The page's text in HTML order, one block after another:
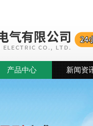
产品中心 新闻资